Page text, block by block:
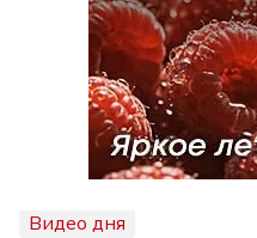
Видео дня